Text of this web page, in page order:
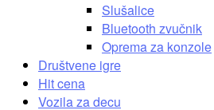
Slušalice
Bluetooth zvučnik
Oprema za konzole
Društvene igre
Hit cena
Vozila za decu